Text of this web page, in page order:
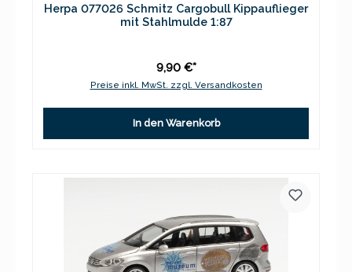
Herpa 077026 Schmitz Cargobull Kippauflieger
mit Stahlmulde 1:87
9,90 €*
Preise inkl. MwSt. zzgl. Versandkosten
In den Warenkorb